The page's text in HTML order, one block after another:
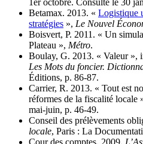
1er octobre. Consulté le 30
Betamax. 2013. « Logistique
stratégies », Le Nouvel
Boisvert, P. 2011. « Un
Plateau », Métro.
Boulay, G. 2013. « Valeur »,
Les Mots du foncier.
Éditions, p. 86‑87.
Carrier, R. 2013. « Tout est
réformes de la fiscalité locale
mai‑juin, p. 46‑49.
Conseil des prélèvements
locale, Paris : La